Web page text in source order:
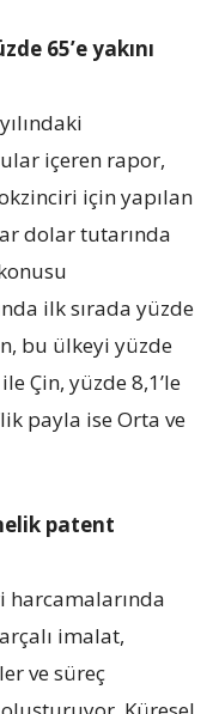
65’e yakını
içeren rapor,
için yapılan
dolar tutarında
ilk sırada yüzde
bu ülkeyi yüzde
Çin, yüzde 8,1’le
payla ise Orta ve
patent
harcamalarında
imalat,
ve süreç